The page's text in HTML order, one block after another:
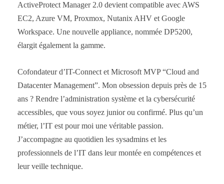
ActiveProtect Manager 2.0 devient compatible avec AWS
EC2, Azure VM, Proxmox, Nutanix AHV et Google
Workspace. Une nouvelle appliance, nommée DP5200,
élargit également la gamme.
Cofondateur d’IT-Connect et Microsoft MVP “Cloud and
Datacenter Management”. Mon obsession depuis près de 15
ans ? Rendre l’administration système et la cybersécurité
accessibles, que vous soyez junior ou confirmé. Plus qu’un
métier, l’IT est pour moi une véritable passion.
J’accompagne au quotidien les sysadmins et les
professionnels de l’IT dans leur montée en compétences et
leur veille technique.